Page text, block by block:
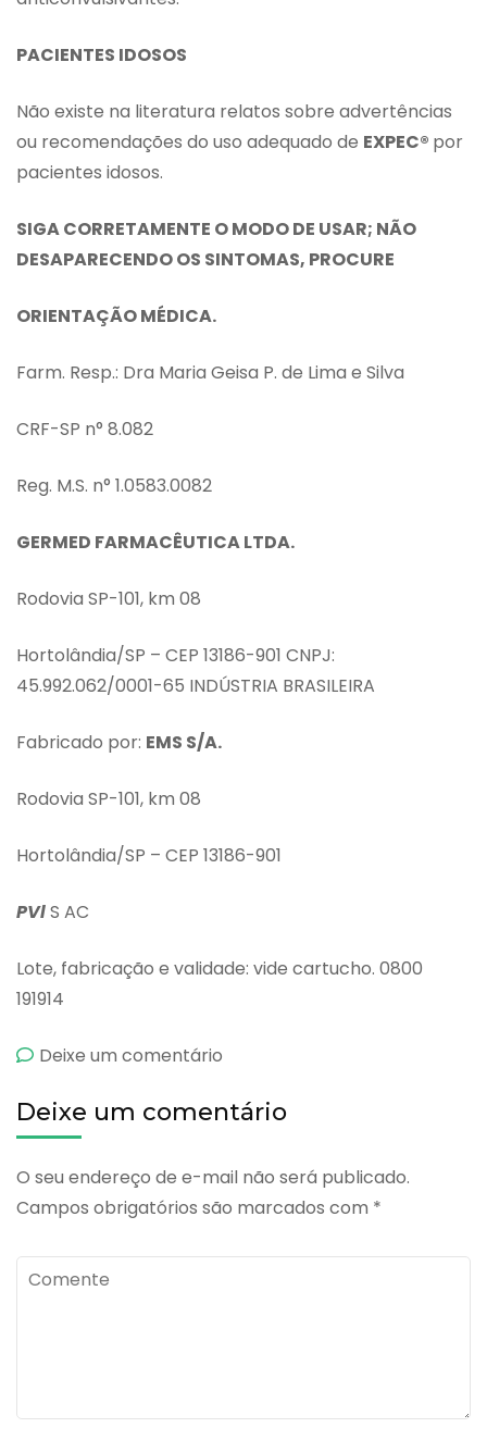
PACIENTES IDOSOS
Não existe na literatura relatos sobre advertências
ou recomendações do uso adequado de EXPEC® por
pacientes idosos.
SIGA CORRETAMENTE O MODO DE USAR; NÃO
DESAPARECENDO OS SINTOMAS, PROCURE
ORIENTAÇÃO MÉDICA.
Farm. Resp.: Dra Maria Geisa P. de Lima e Silva
CRF-SP n° 8.082
Reg. M.S. n° 1.0583.0082
GERMED FARMACÊUTICA LTDA.
Rodovia SP-101, km 08
Hortolândia/SP – CEP 13186-901 CNPJ:
45.992.062/0001-65 INDÚSTRIA BRASILEIRA
Fabricado por: EMS S/A.
Rodovia SP-101, km 08
Hortolândia/SP – CEP 13186-901
PVlS AC
Lote, fabricação e validade: vide cartucho. 0800
191914
Deixe um comentário
Deixe um comentário
O seu endereço de e-mail não será publicado.
Campos obrigatórios são marcados com *
Comente